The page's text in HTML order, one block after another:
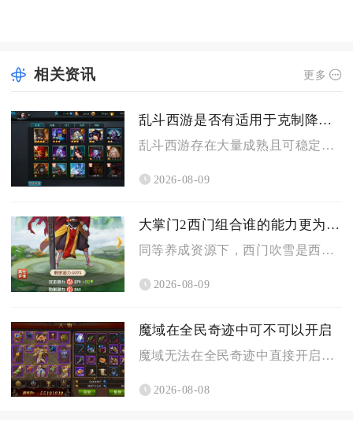
相关资讯 更多
乱斗西游是否有适用于克制降龙的战术
乱斗西游存在大量成熟且可稳定生效的克制降龙罗汉成套战术，整套...
2026-08-09
大掌门2西门组合谁的能力更为突出
同等养成资源下，西门吹雪是西门组合里能力最突出的核心角色，叶...
2026-08-09
魔域在全民奇迹中可不可以开启
魔域无法在全民奇迹中直接开启，二者属于完全独立运营的两款不同...
2026-08-08